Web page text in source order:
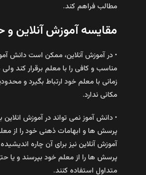
مطالب فراهم کند.
مقایسه آموزش آنلاین
• در آموزش آنلاین، ممکن است دانش آموز
مناسب و کافی را با معلم برقرار کند
زمانی با معلم خود ارتباط بگیرد و
مکانی ندارد.
• دانش آموز نمی تواند در آموزش
پرسش ها و ابهامات ذهنی خود را از
آموزش آنلاین نیز برای آن چاره
پرسش ها را از معلم خود بپرسند و یا
متداول استفاده کنند.